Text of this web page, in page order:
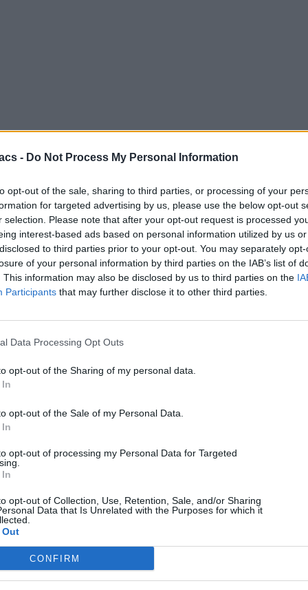
- Do Not Process My Personal Information
opt-out of the sale, sharing to third parties, or processing of your
for targeted advertising by us, please use the below opt-out
selection. Please note that after your opt-out request is processed
interest-based ads based on personal information utilized by us
to third parties prior to your opt-out. You may separately
of your personal information by third parties on the IAB’s list of
This information may also be disclosed by us to third parties on the
Participants that may further disclose it to other third parties.
Data Processing Opt Outs
opt-out of the Sharing of my personal data.
opt-out of the Sale of my Personal Data.
opt-out of processing my Personal Data for Targeted
opt-out of Collection, Use, Retention, Sale, and/or Sharing
Data that Is Unrelated with the Purposes for which it
CONFIRM